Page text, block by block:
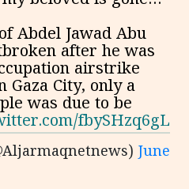
Abdel Jawad Abu
after he was
airstrike
Gaza City, only a
was due to be
fbySHzq6gL
June